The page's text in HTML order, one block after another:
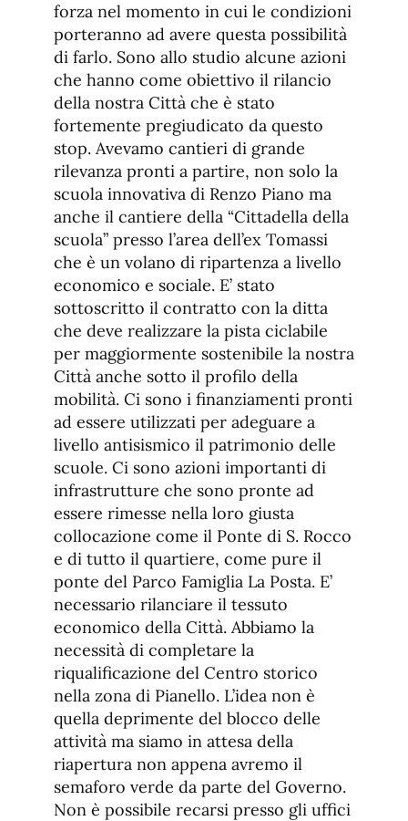
forza nel momento in cui le condizioni
porteranno ad avere questa possibilità
di farlo. Sono allo studio alcune azioni
che hanno come obiettivo il rilancio
della nostra Città che è stato
fortemente pregiudicato da questo
stop. Avevamo cantieri di grande
rilevanza pronti a partire, non solo la
scuola innovativa di Renzo Piano ma
anche il cantiere della “Cittadella della
scuola” presso l’area dell’ex Tomassi
che è un volano di ripartenza a livello
economico e sociale. E’ stato
sottoscritto il contratto con la ditta
che deve realizzare la pista ciclabile
per maggiormente sostenibile la nostra
Città anche sotto il profilo della
mobilità. Ci sono i finanziamenti pronti
ad essere utilizzati per adeguare a
livello antisismico il patrimonio delle
scuole. Ci sono azioni importanti di
infrastrutture che sono pronte ad
essere rimesse nella loro giusta
collocazione come il Ponte di S. Rocco
e di tutto il quartiere, come pure il
ponte del Parco Famiglia La Posta. E’
necessario rilanciare il tessuto
economico della Città. Abbiamo la
necessità di completare la
riqualificazione del Centro storico
nella zona di Pianello. L’idea non è
quella deprimente del blocco delle
attività ma siamo in attesa della
riapertura non appena avremo il
semaforo verde da parte del Governo.
Non è possibile recarsi presso gli uffici